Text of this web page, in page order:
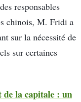
responsables
chinois, M. Fridi a
sur la nécessité de
sur certaines
de la capitale : un